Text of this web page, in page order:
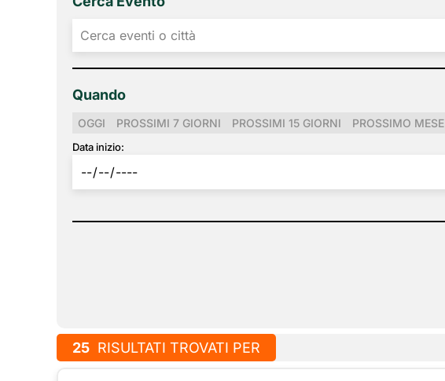
Quando
OGGI PROSSIMI 7 GIORNI PROSSIMI 15 GIORNI PROSSIMO MESE
Data inizio:
25 RISULTATI TROVATI PER